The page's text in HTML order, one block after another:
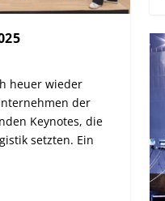
heuer wieder
der
Keynotes, die
setzten. Ein